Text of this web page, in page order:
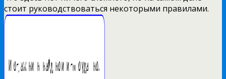
стоит руководствоваться некоторыми правилами.